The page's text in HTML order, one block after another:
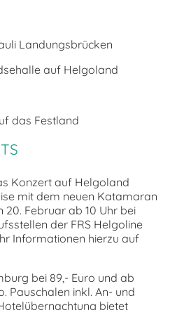
Landungsbrücken
auf Helgoland
das Festland
Konzert auf Helgoland
mit dem neuen Katamaran
20. Februar ab 10 Uhr bei
der FRS Helgoline
Informationen hierzu auf
bei 89,- Euro und ab
Pauschalen inkl. An- und
bietet